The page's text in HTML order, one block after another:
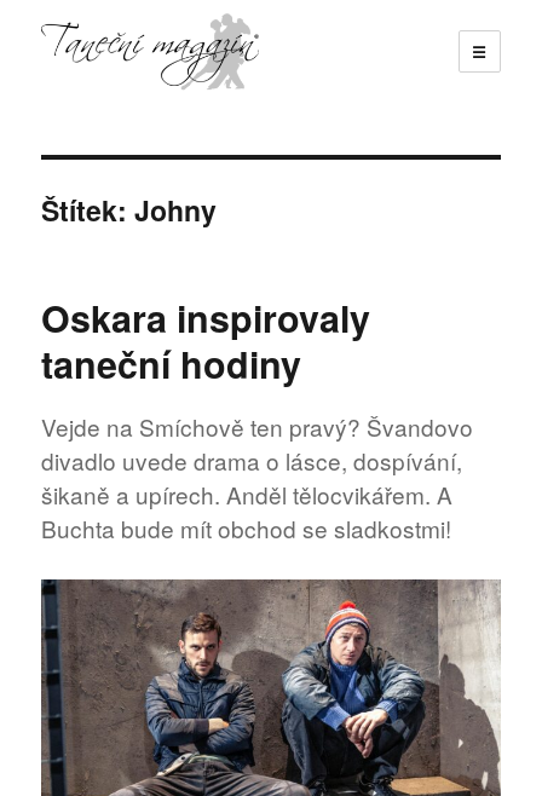
☰
Štítek:Johny
Oskara inspirovaly
taneční hodiny
Vejde na Smíchově ten pravý? Švandovo
divadlo uvede drama o lásce, dospívání,
šikaně a upírech. Anděl tělocvikářem. A
Buchta bude mít obchod se sladkostmi!